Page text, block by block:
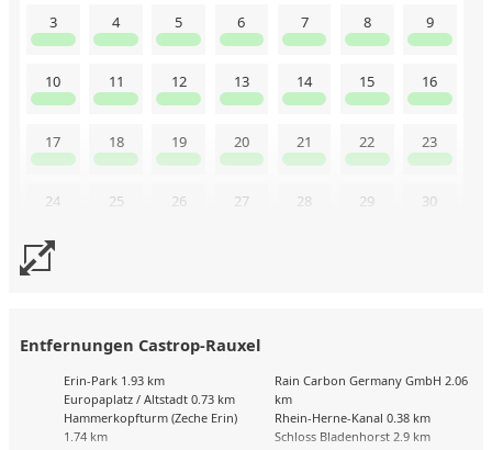
3 4 5 6 7 8 9
10 11 12 13 14 15 16
17 18 19 20 21 22 23
24 25 26 27 28 29 30
Entfernungen Castrop-Rauxel
Erin-Park 1.93 km
Europaplatz / Altstadt 0.73 km
Hammerkopfturm (Zeche Erin)
1.74 km
Rain Carbon Germany GmbH 2.06
km
Rhein-Herne-Kanal 0.38 km
Schloss Bladenhorst 2.9 km